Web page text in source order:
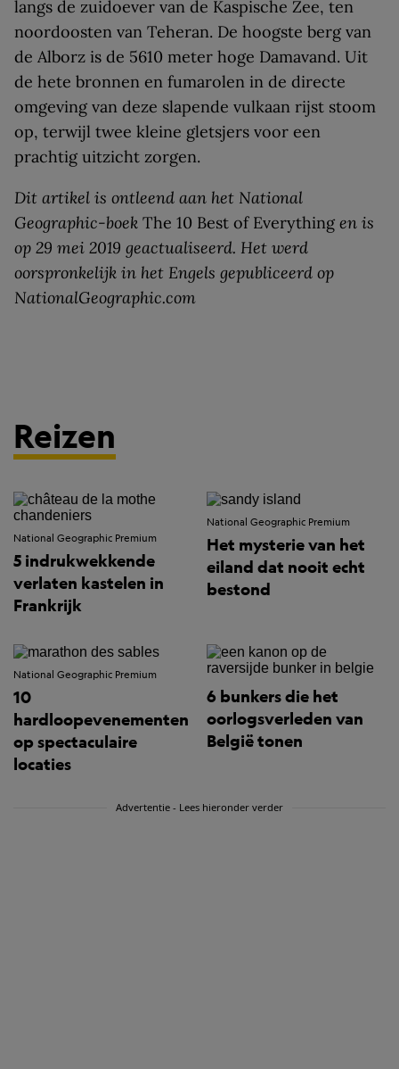
langs de zuidoever van de Kaspische Zee, ten
noordoosten van Teheran. De hoogste berg van
de Alborz is de 5610 meter hoge Damavand. Uit
de hete bronnen en fumarolen in de directe
omgeving van deze slapende vulkaan rijst stoom
op, terwijl twee kleine gletsjers voor een
prachtig uitzicht zorgen.
Dit artikel is ontleend aan het National
Geographic-boek The 10 Best of Everything en is
op 29 mei 2019 geactualiseerd. Het werd
oorspronkelijk in het Engels gepubliceerd op
NationalGeographic.com
Reizen
National Geographic Premium
5 indrukwekkende
verlaten kastelen in
Frankrijk
National Geographic Premium
Het mysterie van het
eiland dat nooit echt
bestond
National Geographic Premium
10
hardloopevenementen
op spectaculaire
locaties
6 bunkers die het
oorlogsverleden van
België tonen
Advertentie - Lees hieronder verder